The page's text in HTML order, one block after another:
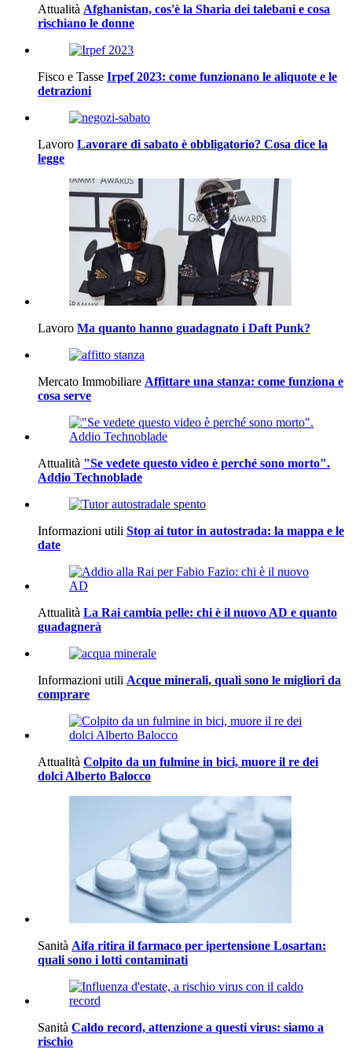
Attualità Afghanistan, cos'è la Sharia dei talebani e cosa
rischiano le donne
Fisco e Tasse Irpef 2023: come funzionano le aliquote e le
detrazioni
Lavoro Lavorare di sabato è obbligatorio? Cosa dice la
legge
Lavoro Ma quanto hanno guadagnato i Daft Punk?
Mercato Immobiliare Affittare una stanza: come funziona e
cosa serve
Attualità "Se vedete questo video è perché sono morto".
Addio Technoblade
Informazioni utili Stop ai tutor in autostrada: la mappa e le
date
Attualità La Rai cambia pelle: chi è il nuovo AD e quanto
guadagnerà
Informazioni utili Acque minerali, quali sono le migliori da
comprare
Attualità Colpito da un fulmine in bici, muore il re dei
dolci Alberto Balocco
Sanità Aifa ritira il farmaco per ipertensione Losartan:
quali sono i lotti contaminati
Sanità Caldo record, attenzione a questi virus: siamo a
rischio